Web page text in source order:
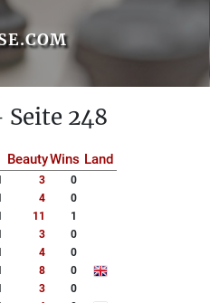
248
BeautyWins Land
3
0
4
0
11
1
3
0
4
0
8
0
3
0